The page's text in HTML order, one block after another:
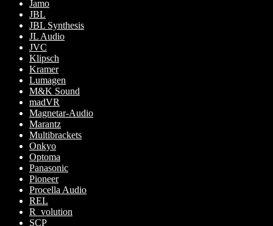
Jamo
JBL
JBL Synthesis
JL Audio
JVC
Klipsch
Kramer
Lumagen
M&K Sound
madVR
Magnetar-Audio
Marantz
Multibrackets
Onkyo
Optoma
Panasonic
Pioneer
Procella Audio
REL
R_volution
SCP